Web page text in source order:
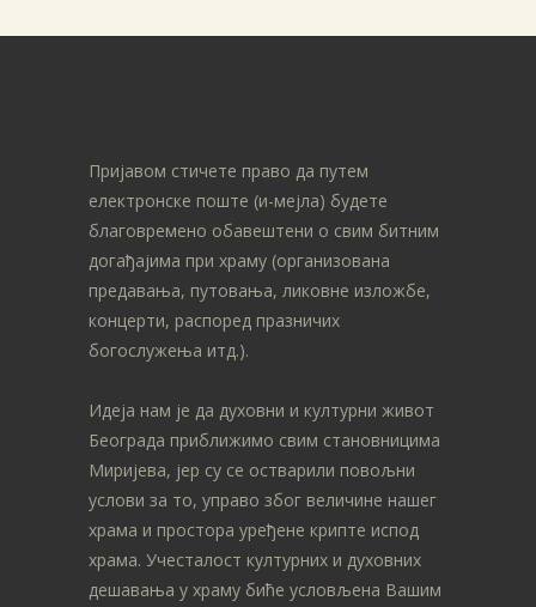
Пријавом стичете право да путем
електронске поште (и-мејла) будете
благовремено обавештени о свим битним
догађајима при храму (организована
предавања, путовања, ликовне изложбе,
концерти, распоред празничих
богослужења итд.).
Идеја нам је да духовни и културни живот
Београда приближимо свим становницима
Миријева, јер су се остварили повољни
услови за то, управо због величине нашег
храма и простора уређене крипте испод
храма. Учесталост културних и духовних
дешавања у храму биће условљена Вашим